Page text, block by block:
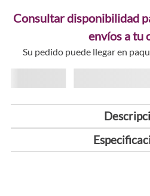
Consultar disponibilidad
envíos a tu
Su pedido puede llegar en